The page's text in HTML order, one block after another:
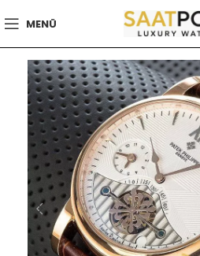
MENÜ